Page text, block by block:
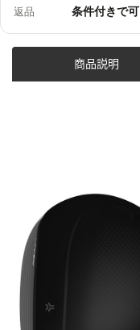
返品 条件付きで可
商品説明